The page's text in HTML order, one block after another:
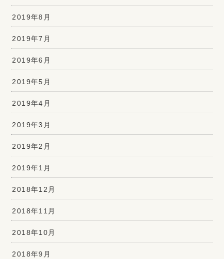
2019年8月
2019年7月
2019年6月
2019年5月
2019年4月
2019年3月
2019年2月
2019年1月
2018年12月
2018年11月
2018年10月
2018年9月